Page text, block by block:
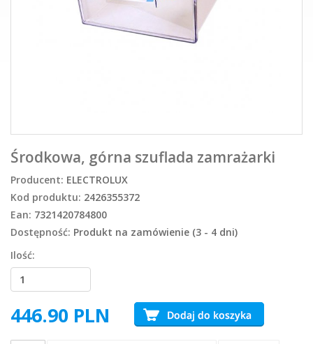
Środkowa, górna szuflada zamrażarki
Producent: ELECTROLUX
Kod produktu: 2426355372
Ean: 7321420784800
Dostępność: Produkt na zamówienie (3 - 4 dni)
Ilość:
446.90 PLN